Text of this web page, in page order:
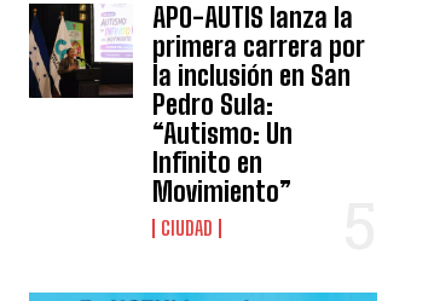
APO-AUTIS lanza la
primera carrera por
la inclusión en San
Pedro Sula:
“Autismo: Un
Infinito en
Movimiento”
CIUDAD